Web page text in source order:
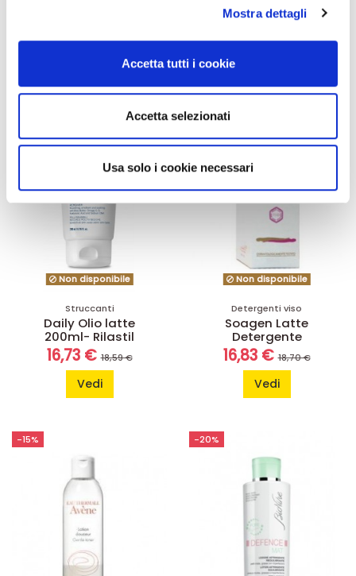
Approfondisci come vengono elaborati i tuoi dati personali
dalla Dichiarazione sui cookie.
Utilizziamo i cookie per personalizzare contenuti ed
analizzare il nostro traffico. Condividiamo inoltre
informazioni sul modo in cui utilizza il nostro sito con i
nostri partner che si occupano di analisi dei dati web,
pubblicità e social media, i quali potrebbero combinarle
con altre informazioni che ha fornito loro o che hanno
raccolto dal suo utilizzo dei loro servizi.
Mostra dettagli
Accetta tutti i cookie
Accetta selezionati
Usa solo i cookie necessari
carrello
carrello
-10%
Non disponibile
Struccanti
Daily Olio latte
200ml- Rilastil
16,73 €18,59 €
Vedi
Non disponibile
Detergenti viso
Soagen Latte
Detergente
16,83 €18,70 €
Vedi
-15% -20%